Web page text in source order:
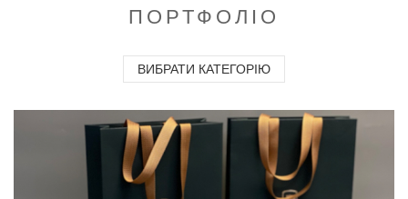
ПОРТФОЛІО
ВИБРАТИ КАТЕГОРІЮ